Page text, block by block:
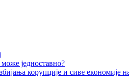
једноставно?
корупције и сиве економије